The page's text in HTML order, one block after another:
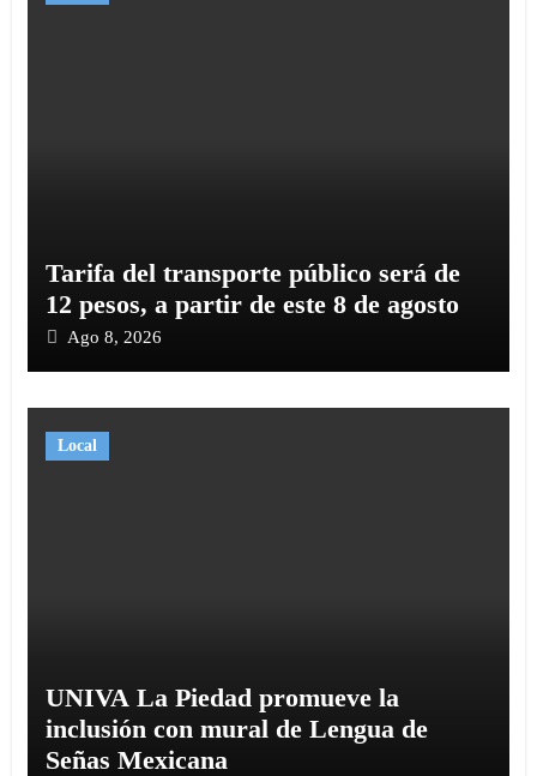
Tarifa del transporte público será de
12 pesos, a partir de este 8 de agosto
Ago 8, 2026
Local
UNIVA La Piedad promueve la
inclusión con mural de Lengua de
Señas Mexicana